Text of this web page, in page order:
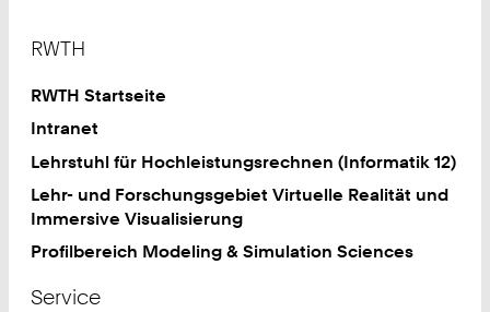
RWTH
RWTH Startseite
Intranet
Lehrstuhl für Hochleistungsrechnen (Informatik 12)
Lehr- und Forschungsgebiet Virtuelle Realität und
Immersive Visualisierung
Profilbereich Modeling & Simulation Sciences
Service